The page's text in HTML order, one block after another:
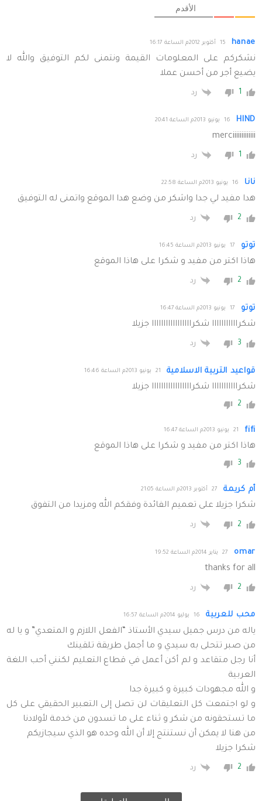
الأقدم
hanae 15 أكتوبر 2012م الساعة 16:17
نشكركم على المعلومات القيمة ونتمنى لكم التوفيق والله لا
يضيع أجر من أحسن عملا
1 رد
HIND 16 يونيو 2013م الساعة 20:41
merciiiiiiiiiiiii
1 رد
نانا 16 يونيو 2013م الساعة 22:58
هدا مفيد لي جدا واشكر من وضع هدا الموقع واتمنى له التوفيق
2 رد
توتو 17 يونيو 2013م الساعة 16:45
هاذا اكتر من مفيد و شكرا على هاذا الموقع
2 رد
توتو 17 يونيو 2013م الساعة 16:47
شكرااااااااااا شكرااااااااااااااااا جزيلا
3 رد
قواعيد التربية الاسلامية 21 يونيو 2013م الساعة 16:46
شكرااااااااااا شكرااااااااااااااااا جزيلا
2
fifi 21 يونيو 2013م الساعة 16:47
هاذا اكتر من مفيد و شكرا على هاذا الموقع
3
أم كريمة 27 أكتوبر 2013م الساعة 21:05
شكرا جزيلا على تعميم الفائدة وفقكم الله ومزيدا من التفوق
2 رد
omar 27 يناير 2014م الساعة 19:52
thanks for all
2 رد
محب للعربية 16 يوليو 2014م الساعة 16:57
ياله من درس جميل سيدي الأستاذ “الفعل اللازم و المتعدي” و يا له
من صبر تتحلى به سيدي و ما أجمل طريقة تلقينك
أنا رجل متقاعد و لم أكن أعمل في قطاع التعليم لكنني أحب اللغة
العربية
و الله مجهودات كبيرة و كبيرة جدا
و لو اجتمعت كل التعليقات لن تصل إلى التعبير الحقيقي على كل
ما تستحقونه من شكر و ثناء على ما تسدون من خدمة لأولادنا
من هنا لا يمكن أن نستنتج إلا أن الله وحده هو الذي سيجازيكم
شكرا جزيلا
2 رد